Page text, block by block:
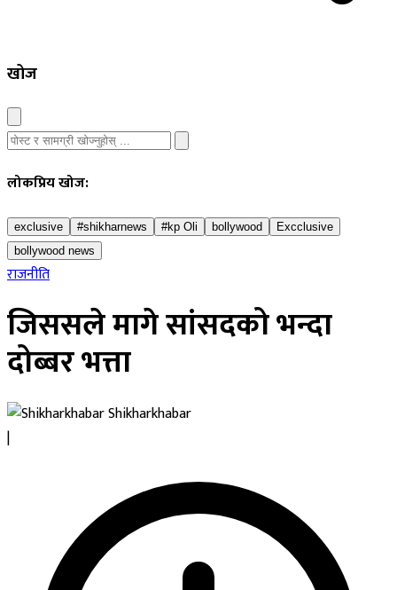
खोज
लोकप्रिय खोज:
exclusive #shikharnews #kp Oli bollywood
Excclusive
bollywood news
राजनीति
जिससले मागे सांसदको भन्दा
दोब्बर भत्ता
Shikharkhabar
|